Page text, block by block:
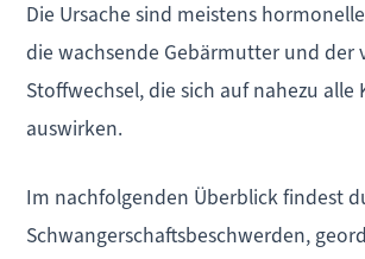
Die Ursache sind meistens
die wachsende Gebärmutter und der
Stoffwechsel, die sich auf nahezu alle
auswirken.
Im nachfolgenden Überblick findest
Schwangerschaftsbeschwerden,